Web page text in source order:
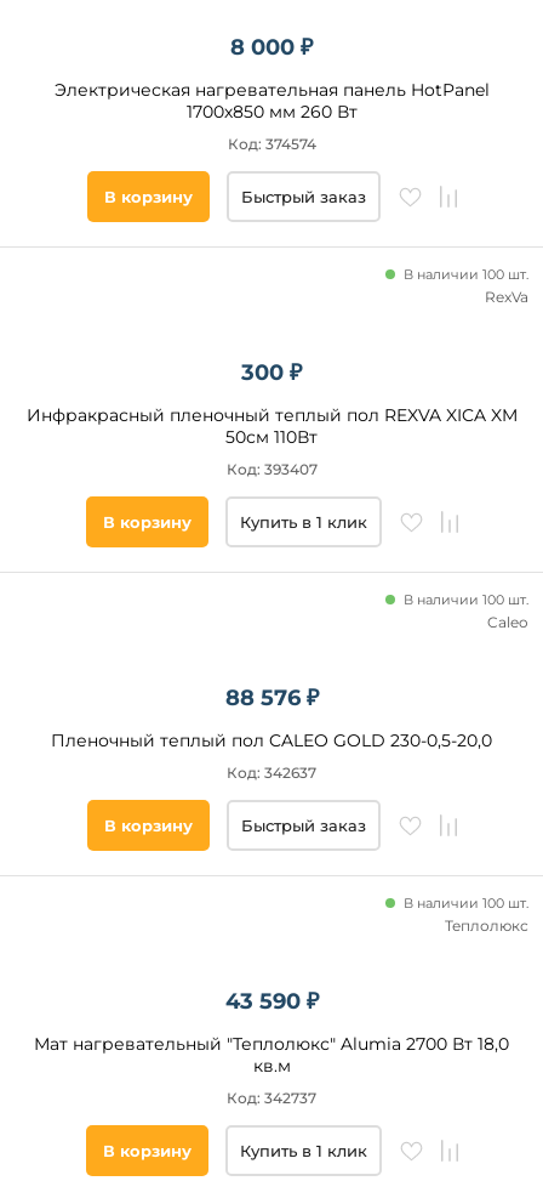
8 000 ₽
Электрическая нагревательная панель HotPanel
1700х850 мм 260 Вт
Код: 374574
В корзину Быстрый заказ
300 ₽
Инфракрасный пленочный теплый пол REXVA XICA XM
50см 110Вт
В наличии 100 шт.
Код: 393407
RexVa
В корзину Купить в 1 клик
88 576 ₽
Пленочный теплый пол CALEO GOLD 230-0,5-20,0
В наличии 100 шт.
Код: 342637
Caleo
В корзину Быстрый заказ
43 590 ₽
Мат нагревательный "Теплолюкс" Alumia 2700 Вт 18,0
кв.м
В наличии 100 шт.
Код: 342737
Теплолюкс
В корзину Купить в 1 клик